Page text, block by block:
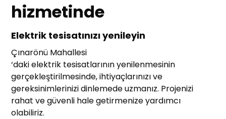
hizmetinde
Elektrik tesisatınızı yenileyin
Çınarönü Mahallesi
‘daki elektrik tesisatlarının yenilenmesinin
gerçekleştirilmesinde, ihtiyaçlarınızı ve
gereksinimlerinizi dinlemede uzmanız. Projenizi
rahat ve güvenli hale getirmenize yardımcı
olabiliriz.